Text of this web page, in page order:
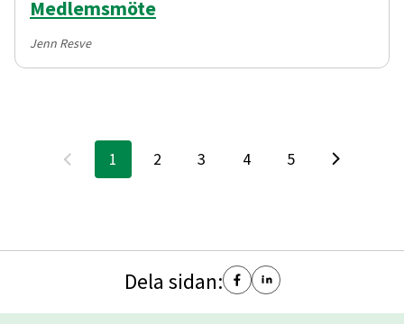
Medlemsmöte
Jenn Resve
1 2 3 4 5
Dela sidan: